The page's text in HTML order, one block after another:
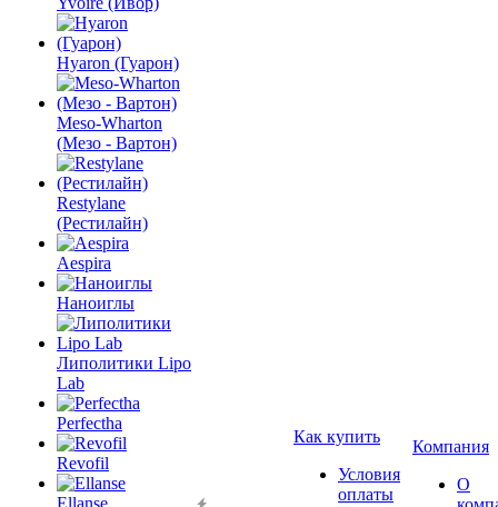
Hyaron (Гуарон)
Meso-Wharton
(Мезо - Вартон)
Restylane
(Рестилайн)
Aespira
Наноиглы
Липолитики Lipo
Lab
Perfectha
Revofil
Ellanse
Как купить
Условия
оплаты
Компания
О